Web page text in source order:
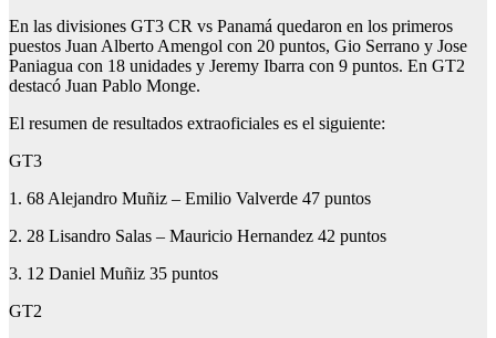
En las divisiones GT3 CR vs Panamá quedaron en los primeros
puestos Juan Alberto Amengol con 20 puntos, Gio Serrano y Jose
Paniagua con 18 unidades y Jeremy Ibarra con 9 puntos. En GT2
destacó Juan Pablo Monge.
El resumen de resultados extraoficiales es el siguiente:
GT3
1. 68 Alejandro Muñiz – Emilio Valverde 47 puntos
2. 28 Lisandro Salas – Mauricio Hernandez 42 puntos
3. 12 Daniel Muñiz 35 puntos
GT2